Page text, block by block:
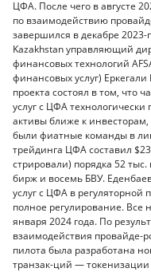
ЦФА. После чего в августе
по взаимодействию
завершился в декабре 2023-
Kazakhstan управляющий
финансовых технологий
финансовых услуг)
проекта состоял в том, что
услуг с ЦФА
активы ближе к
были фиатные команды в
трейдинга ЦФА составил
стрировали) порядка 52
бирж и восемь БВУ.
услуг с ЦФА в регуляторной
полное регулирование. Все
января 2024 года. По
взаимодействия провайде-
пилота была разработана
транзак-ций — токенизации